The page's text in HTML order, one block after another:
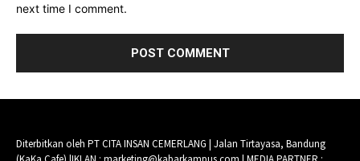
next time I comment.
Diterbitkan oleh PT CITA INSAN CEMERLANG | Jalan Tirtayasa, Bandung